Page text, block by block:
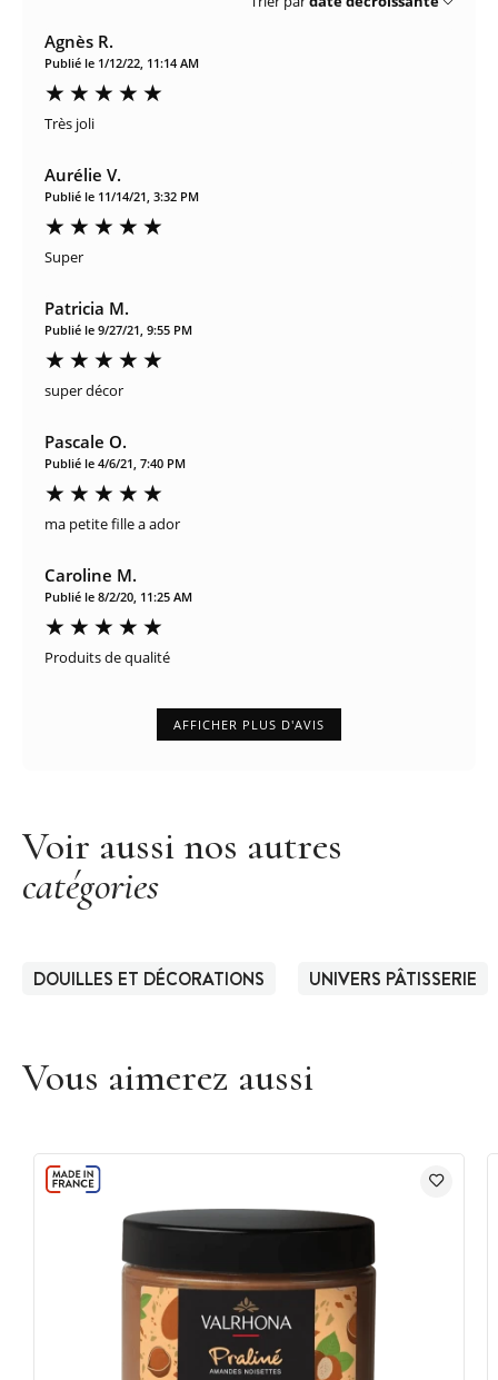
Agnès R.
Publié le 1/12/22, 11:14 AM
Très joli
Aurélie V.
Publié le 11/14/21, 3:32 PM
Super
Patricia M.
Publié le 9/27/21, 9:55 PM
super décor
Pascale O.
Publié le 4/6/21, 7:40 PM
ma petite fille a ador
Caroline M.
Publié le 8/2/20, 11:25 AM
Produits de qualité
AFFICHER PLUS D'AVIS
Voir aussi nos autres
catégories
DOUILLES ET DÉCORATIONS UNIVERS PÂTISSERIE
Vous aimerez aussi